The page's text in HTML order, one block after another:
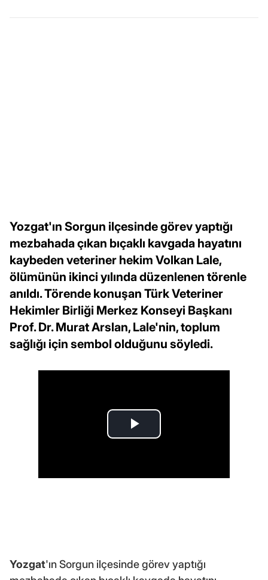
Yozgat'ın Sorgun ilçesinde görev yaptığı
mezbahada çıkan bıçaklı kavgada hayatını
kaybeden veteriner hekim Volkan Lale,
ölümünün ikinci yılında düzenlenen törenle
anıldı. Törende konuşan Türk Veteriner
Hekimler Birliği Merkez Konseyi Başkanı
Prof. Dr. Murat Arslan, Lale'nin, toplum
sağlığı için sembol olduğunu söyledi.
Yozgat'ın Sorgun ilçesinde görev yaptığı